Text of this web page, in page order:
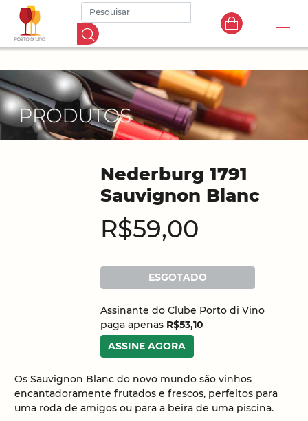
Nederburg 1791
Sauvignon Blanc
R$59,00
ESGOTADO
Assinante do Clube Porto di Vino
paga apenas R$53,10
ASSINE AGORA
Os Sauvignon Blanc do novo mundo são vinhos
encantadoramente frutados e frescos, perfeitos para
uma roda de amigos ou para a beira de uma piscina.